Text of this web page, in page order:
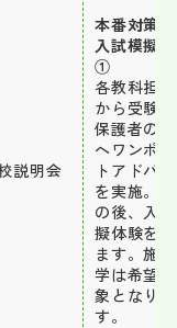
説明会
本番対策
入試模擬
①
各教科担
から受験
保護者の
へワンポ
トアドバ
を実施。
の後、入
擬体験を
ます。施
学は希望
象となりま
す。